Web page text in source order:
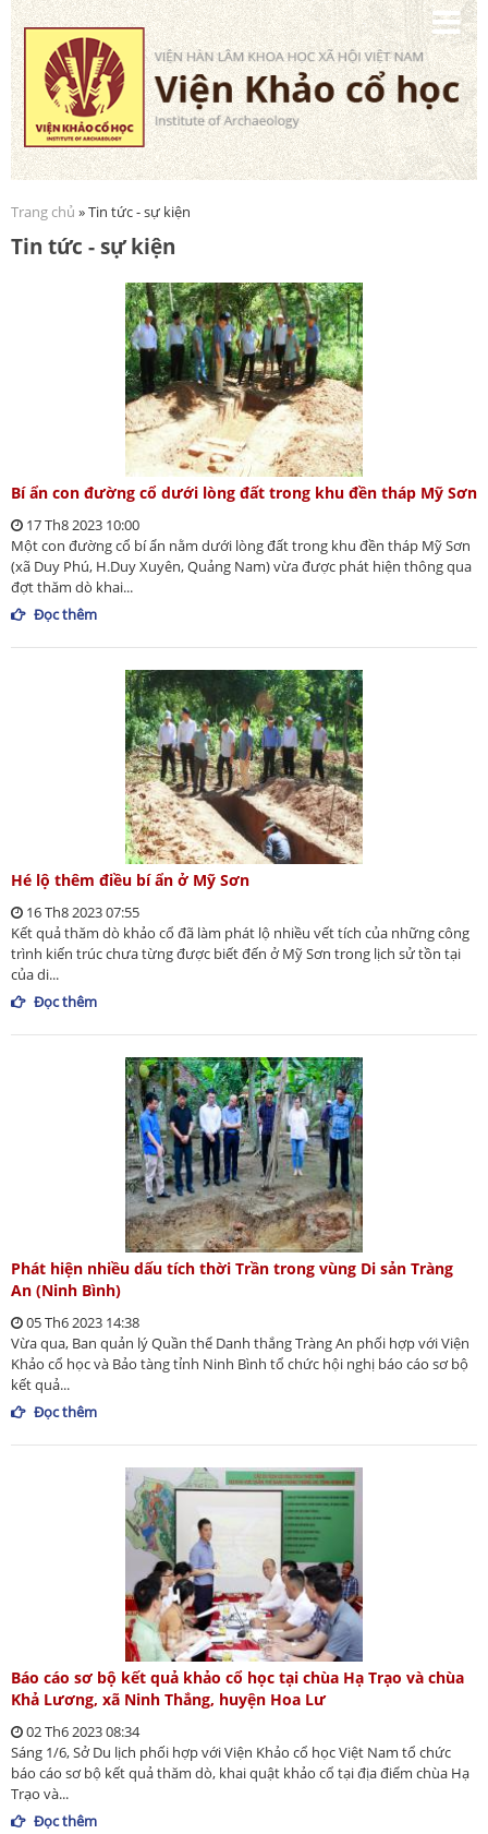
Nhảy
đến
nội
dung
Bạn đang ở đây
Trang chủ » Tin tức - sự kiện
Tin tức - sự kiện
Bí ẩn con đường cổ dưới lòng đất trong khu đền tháp Mỹ Sơn
17 Th8 2023 10:00
Một con đường cổ bí ẩn nằm dưới lòng đất trong khu đền tháp Mỹ Sơn
(xã Duy Phú, H.Duy Xuyên, Quảng Nam) vừa được phát hiện thông qua
đợt thăm dò khai...
Đọc thêm
Hé lộ thêm điều bí ẩn ở Mỹ Sơn
16 Th8 2023 07:55
Kết quả thăm dò khảo cổ đã làm phát lộ nhiều vết tích của những công
trình kiến trúc chưa từng được biết đến ở Mỹ Sơn trong lịch sử tồn tại
của di...
Đọc thêm
Phát hiện nhiều dấu tích thời Trần trong vùng Di sản Tràng
An (Ninh Bình)
05 Th6 2023 14:38
Vừa qua, Ban quản lý Quần thể Danh thắng Tràng An phối hợp với Viện
Khảo cổ học và Bảo tàng tỉnh Ninh Bình tổ chức hội nghị báo cáo sơ bộ
kết quả...
Đọc thêm
Báo cáo sơ bộ kết quả khảo cổ học tại chùa Hạ Trạo và chùa
Khả Lương, xã Ninh Thắng, huyện Hoa Lư
02 Th6 2023 08:34
Sáng 1/6, Sở Du lịch phối hợp với Viện Khảo cổ học Việt Nam tổ chức
báo cáo sơ bộ kết quả thăm dò, khai quật khảo cổ tại địa điểm chùa Hạ
Trạo và...
Đọc thêm